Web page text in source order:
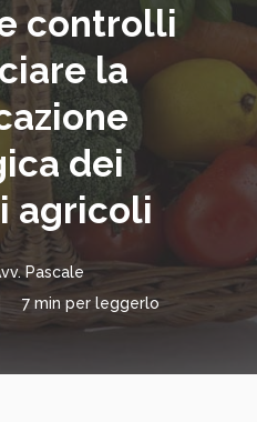
controlli
la
dei
agricoli
Pascale
7 min per leggerlo